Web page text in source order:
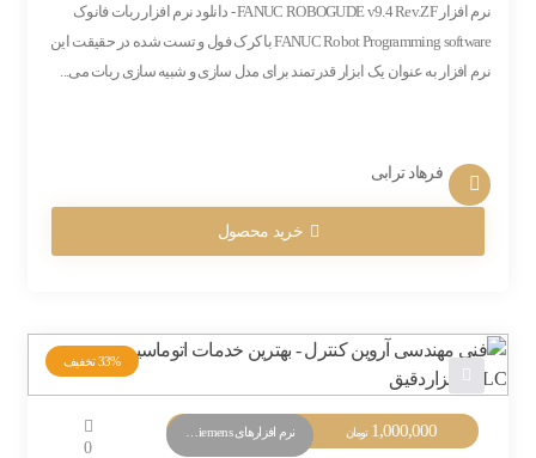
نرم افزار FANUC ROBOGUDE v9.4 Rev.ZF - دانلود نرم افزار ربات فانوک
FANUC Robot Programming software با کرک فول و تست شده در حقیقت این
نرم افزار به عنوان یک ابزار قدرتمند برای مدل سازی و شبیه سازی ربات می...
فرهاد ترابی
خرید محصول
33% تخفیف
1,000,000 تومان نرم افزارهای PLC Siemens
0